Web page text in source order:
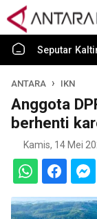
Seputar
ANTARA IKN
Anggota
berhenti
Kamis, 14 Mei